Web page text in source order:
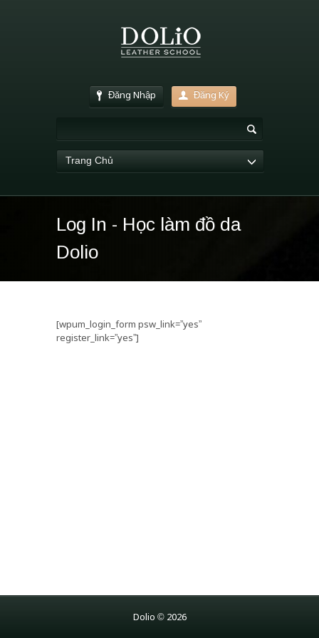
Đăng Nhập Đăng Ký
Trang Chủ
Log In - Học làm đồ da
Dolio
[wpum_login_form psw_link=”yes”
register_link=”yes”]
Dolio © 2026